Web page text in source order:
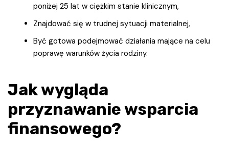
poniżej 25 lat w ciężkim stanie klinicznym,
Znajdować się w trudnej sytuacji materialnej,
Być gotowa podejmować działania mające na celu
poprawę warunków życia rodziny.
Jak wygląda
przyznawanie wsparcia
finansowego?